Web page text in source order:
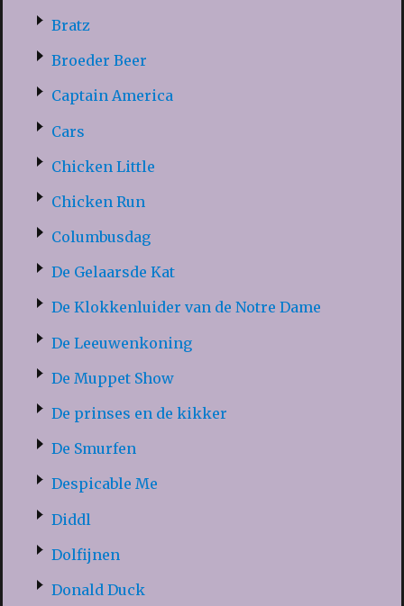
Bratz
Broeder Beer
Captain America
Cars
Chicken Little
Chicken Run
Columbusdag
De Gelaarsde Kat
De Klokkenluider van de Notre Dame
De Leeuwenkoning
De Muppet Show
De prinses en de kikker
De Smurfen
Despicable Me
Diddl
Dolfijnen
Donald Duck